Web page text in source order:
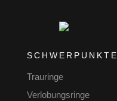
SCHWERPUNKTE
Trauringe
Verlobungsringe